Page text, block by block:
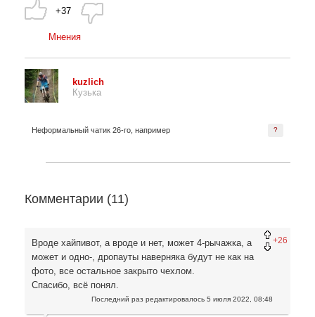
+37
Мнения
kuzlich
Кузька
?
Неформальный чатик 26-го, например
Комментарии (11)
+26
Вроде хайпивот, а вроде и нет, может 4-рычажка, а
может и одно-, дропауты наверняка будут не как на
фото, все остальное закрыто чехлом.
Спасибо, всё понял.
Последний раз редактировалось 5 июля 2022, 08:48